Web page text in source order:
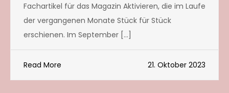
Fachartikel für das Magazin Aktivieren, die im Laufe
der vergangenen Monate Stück für Stück
erschienen. Im September […]
Read More 21. Oktober 2023